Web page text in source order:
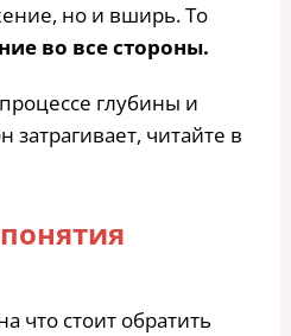
но и вширь. То
во все стороны.
глубины и
затрагивает, читайте в
что стоит обратить